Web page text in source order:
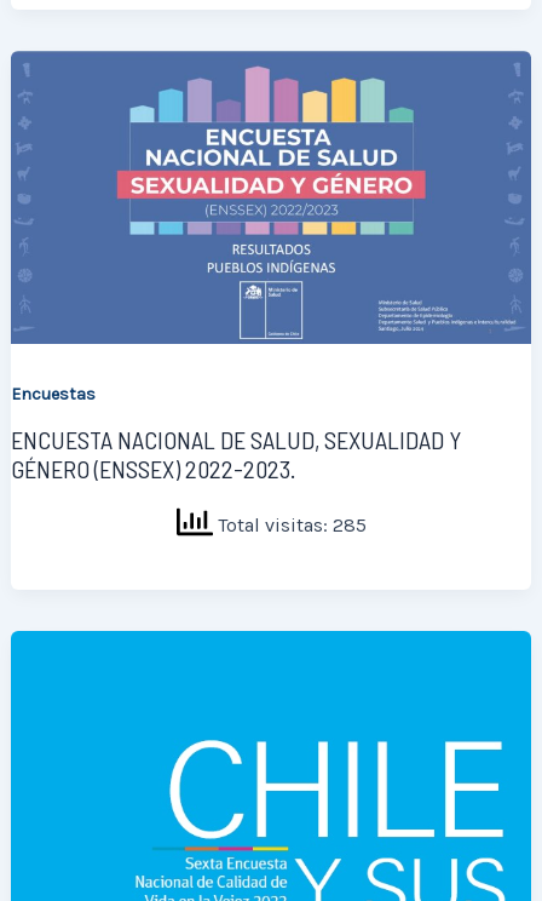
Encuestas
ENCUESTA NACIONAL DE SALUD, SEXUALIDAD Y
GÉNERO (ENSSEX) 2022-2023.
Total visitas: 285